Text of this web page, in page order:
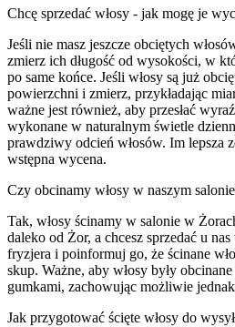
Chcę sprzedać włosy - jak mogę je
Jeśli nie masz jeszcze obciętych
zmierz ich długość od wysokości, w
po same końce. Jeśli włosy są już
powierzchni i zmierz, przykładając
ważne jest również, aby przesłać
wykonane w naturalnym świetle
prawdziwy odcień włosów. Im lepsza
wstępna wycena.
Czy obcinamy włosy w naszym
Tak, włosy ścinamy w salonie w
daleko od Żor, a chcesz sprzedać u
fryzjera i poinformuj go, że ścinane
skup. Ważne, aby włosy były
gumkami, zachowując możliwie
Jak przygotować ścięte włosy do